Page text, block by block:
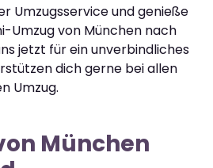
Umzugsservice und genieße
Umzug von München nach
jetzt für ein unverbindliches
dich gerne bei allen
Umzug.
München